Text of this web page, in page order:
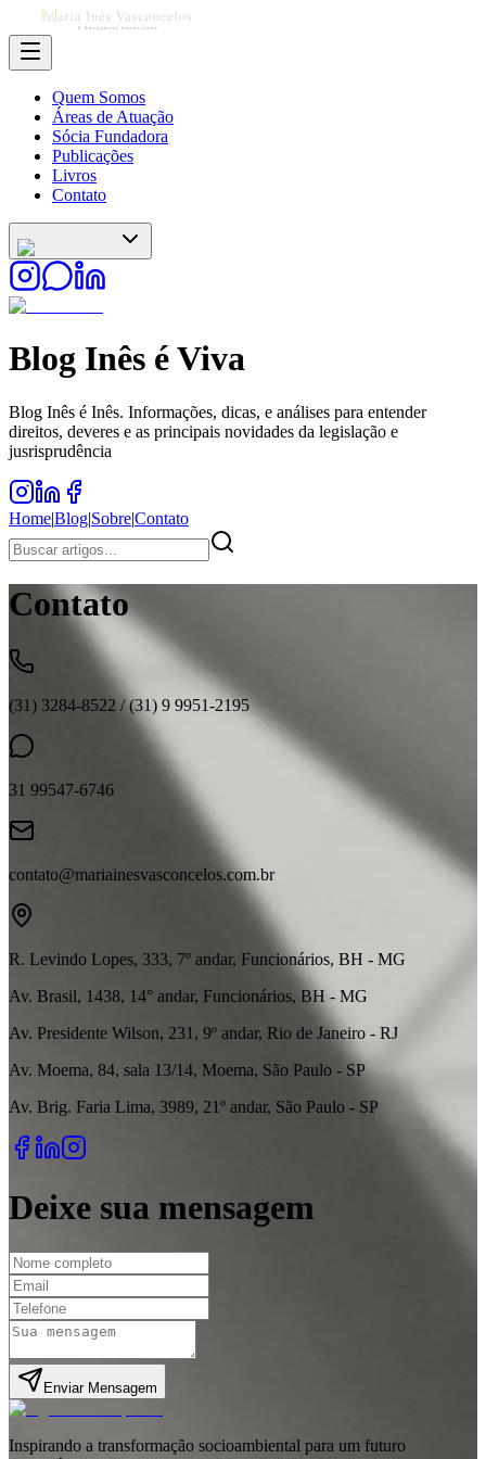
Quem Somos
Áreas de Atuação
Sócia Fundadora
Publicações
Livros
Contato
Blog Inês é Viva
Blog Inês é Inês. Informações, dicas, e análises para entender
direitos, deveres e as principais novidades da legislação e
jusrisprudência
Home|Blog|Sobre|Contato
Contato
(31) 3284-8522 / (31) 9 9951-2195
31 99547-6746
contato@mariainesvasconcelos.com.br
R. Levindo Lopes, 333, 7º andar, Funcionários, BH - MG
Av. Brasil, 1438, 14° andar, Funcionários, BH - MG
Av. Presidente Wilson, 231, 9º andar, Rio de Janeiro - RJ
Av. Moema, 84, sala 13/14, Moema, São Paulo - SP
Av. Brig. Faria Lima, 3989, 21º andar, São Paulo - SP
Deixe sua mensagem
Enviar Mensagem
Inspirando a transformação socioambiental para um futuro